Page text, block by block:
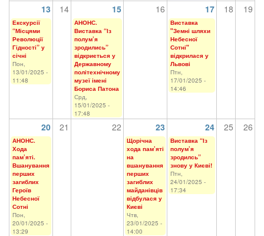
13 14 15 16 17 18 19
Екскурсії
“Місцями
Революції
Гідності” у
січні
Пон,
13/01/2025 -
11:48
АНОНС.
Виставка “Із
полум’я
зродились”
відкриється у
Державному
політехнічному
музеї імені
Бориса Патона
Срд,
15/01/2025 -
17:48
Виставка
"Земні шляхи
Небесної
Сотні"
відкрилася у
Львові
Птн,
17/01/2025 -
14:46
20 21 22 23 24 25 26
АНОНС.
Хода
пам’яті.
Вшанування
перших
загиблих
Героїв
Небесної
Сотні
Пон,
20/01/2025 -
13:29
Щорічна
хода пам’яті
на
вшанування
перших
загиблих
майданівців
відбулася у
Києві
Чтв,
23/01/2025 -
14:00
Виставка “Із
полум’я
зродилсь”
знову у Києві!
Птн,
24/01/2025 -
17:34